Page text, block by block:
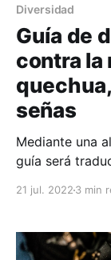
Diversidad
Guía de
contra la
señas
Mediante una
guía será
versión en audiolibro. En esta
que
21 jul. 2022 3 min